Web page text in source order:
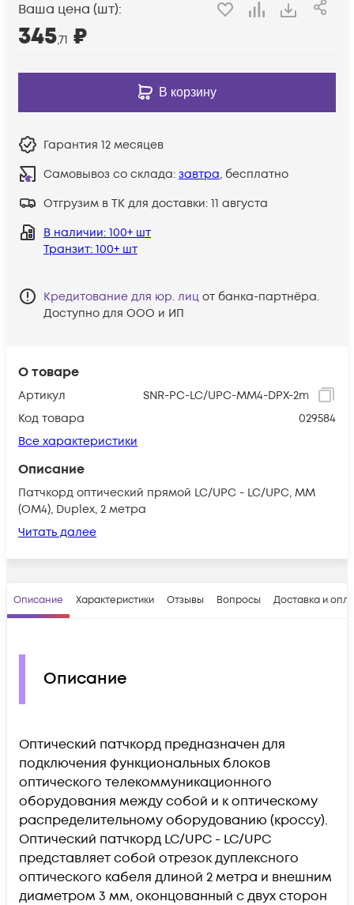
О товаре
Артикул
SNR-PC-LC/UPC-MM4-DPX-2m
Код товара
029584
Все характеристики
Описание
Патчкорд оптический прямой LC/UPC - LC/UPC, МM
(OM4), Duplex, 2 метра
Читать далее
Ваша цена (шт):
345,71 ₽
В корзину
Гарантия 12 месяцев
Самовывоз со склада: завтра, бесплатно
Отгрузим в ТК для доставки: 11 августа
В наличии: 100+ шт
Транзит: 100+ шт
Кредитование для юр. лиц от банка-партнёра.
Доступно для ООО и ИП
Описание Характеристики Отзывы Вопросы Доставка и
Описание
Оптический патчкорд предназначен для
подключения функциональных блоков
оптического телекоммуникационного
оборудования между собой и к оптическому
распределительному оборудованию (кроссу).
Оптический патчкорд LC/UPC - LC/UPC
представляет собой отрезок дуплексного
оптического кабеля длиной 2 метра и внешним
диаметром 3 мм, оконцованный с двух сторон